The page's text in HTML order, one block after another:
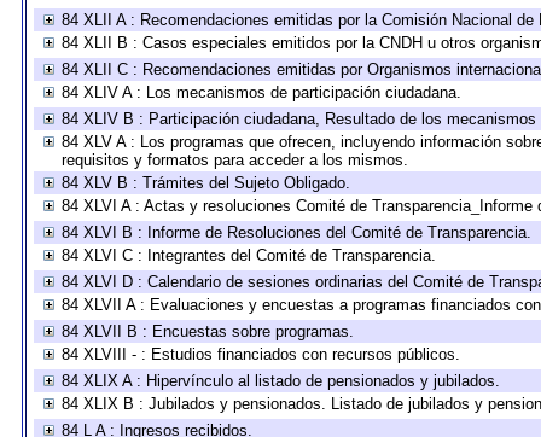
84 XLII A : Recomendaciones emitidas por la Comisión Nacional de
84 XLII B : Casos especiales emitidos por la CNDH u otros
84 XLII C : Recomendaciones emitidas por Organismos
84 XLIV A : Los mecanismos de participación ciudadana.
84 XLIV B : Participación ciudadana, Resultado de los
84 XLV A : Los programas que ofrecen, incluyendo información
requisitos y formatos para acceder a los mismos.
84 XLV B : Trámites del Sujeto Obligado.
84 XLVI A : Actas y resoluciones Comité de
84 XLVI B : Informe de Resoluciones del Comité de Transparencia.
84 XLVI C : Integrantes del Comité de Transparencia.
84 XLVI D : Calendario de sesiones ordinarias del Comité de
84 XLVII A : Evaluaciones y encuestas a programas financiados
84 XLVII B : Encuestas sobre programas.
84 XLVIII - : Estudios financiados con recursos públicos.
84 XLIX A : Hipervínculo al listado de pensionados y jubilados.
84 XLIX B : Jubilados y pensionados. Listado de jubilados y
84 L A : Ingresos recibidos.